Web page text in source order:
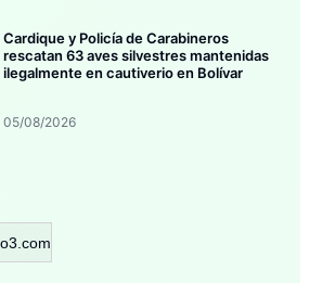
Cardique y Policía de Carabineros
rescatan 63 aves silvestres mantenidas
ilegalmente en cautiverio en Bolívar
05/08/2026